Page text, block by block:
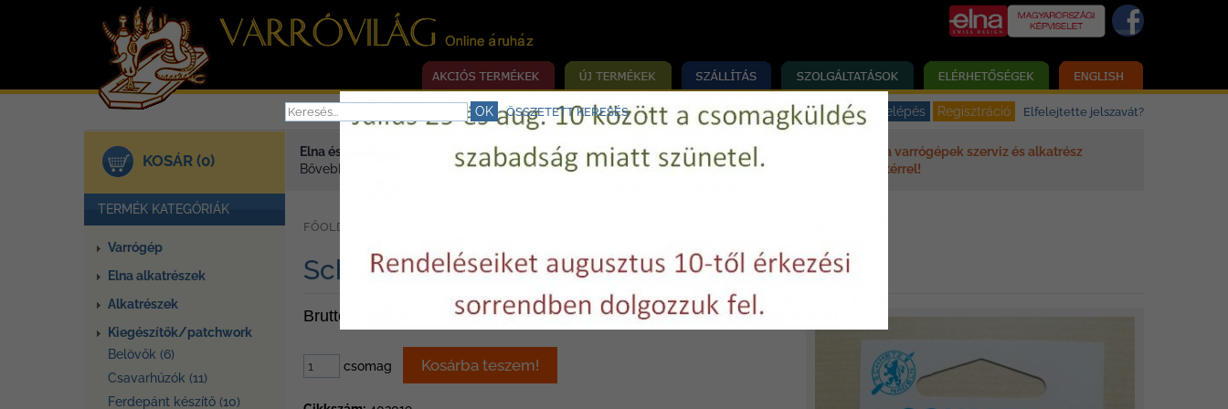
ÖSSZETETT KERESÉS Elfelejtette jelszavát?
KOSÁR (0)
TERMÉK KATEGÓRIÁK
Varrógép
Elna alkatrészek
Alkatrészek
Kiegészítők/patchwork
Belövők (6)
Csavarhúzók (11)
Ferdepánt készítő (10)
Elna és Janome varrógép szerviz.
Bővebben >
Telefon:+36 29 750977
E-mail:varrovilag@varrovilag.hu
Elna varrógépek szerviz és alkatrész
háttérrel!
FŐOLDAL
Schmetz sztreccs tű (stretch) H-S
Bruttó ár: 990 Ft / csomag
csomag